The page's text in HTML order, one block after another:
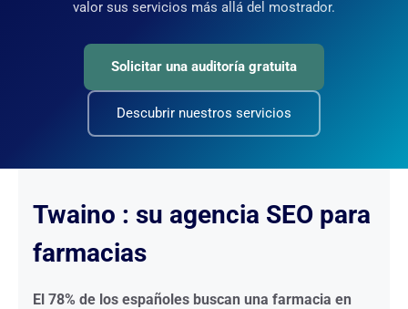
valor sus servicios más allá del mostrador.
Solicitar una auditoría gratuita
Descubrir nuestros servicios
Twaino : su agencia SEO para
farmacias
El 78% de los españoles buscan una farmacia en